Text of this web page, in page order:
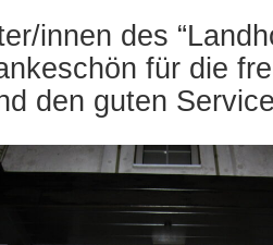
innen des
für die
den guten